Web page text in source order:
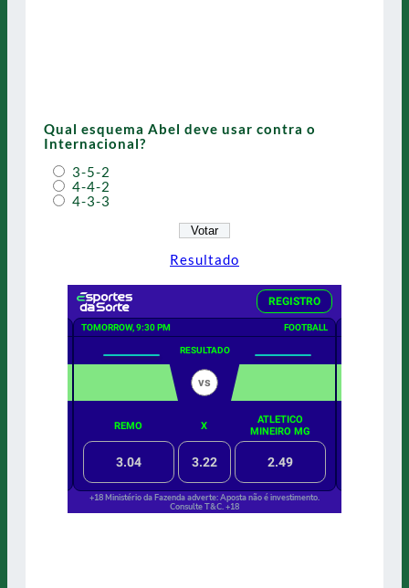
Qual esquema Abel deve usar contra o
Internacional?
3-5-2
4-4-2
4-3-3
Resultado